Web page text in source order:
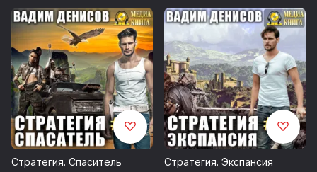
Стратегия. Спаситель Стратегия. Экспансия